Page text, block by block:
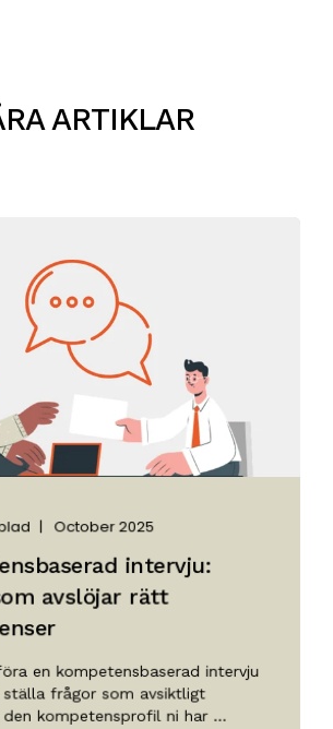
ARTIKLAR
October 2025
intervju:
avslöjar rätt
en kompetensbaserad intervju
frågor som avsiktligt
kompetensprofil ni har ...